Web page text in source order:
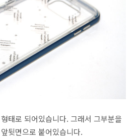
태로 되어있습니다. 그래서 그부분을
뒷면으로 붙어있습니다.